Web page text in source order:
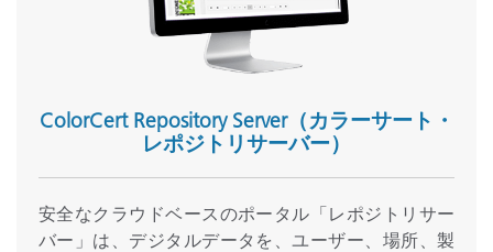
ColorCert Repository Server（カラーサート・
レポジトリサーバー）
安全なクラウドベースのポータル「レポジトリサー
バー」は、デジタルデータを、ユーザー、場所、製